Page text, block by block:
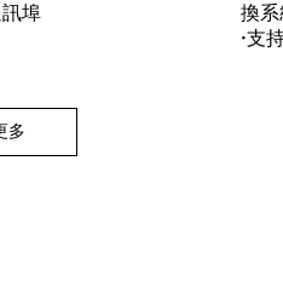
埠
多
換系
·支